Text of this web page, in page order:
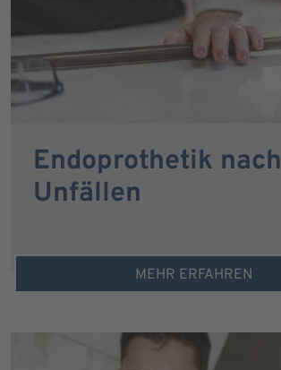
Endoprothetik nach
Unfällen
MEHR ERFAHREN